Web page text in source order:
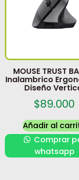
MOUSE TRUST
Inalambrico
Diseño
$89.000
Añadir al
Comprar
whatsapp